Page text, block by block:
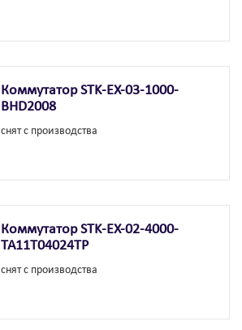
Коммутатор STK-EX-03-1000-
BHD2008
снят с производства
Коммутатор STK-EX-02-4000-
TA11T04024TP
снят с производства